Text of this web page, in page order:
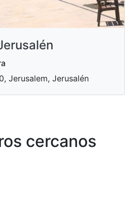
Jerusalem, Jerusalén
cercanos